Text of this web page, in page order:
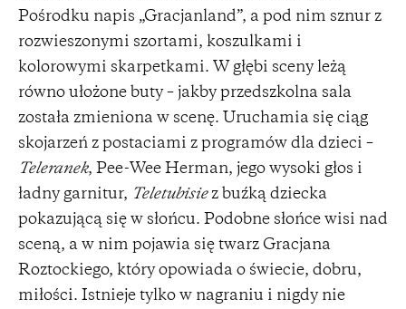
Pośrodku napis „Gracjanland”, a pod nim sznur z
rozwieszonymi szortami, koszulkami i
kolorowymi skarpetkami. W głębi sceny leżą
równo ułożone buty – jakby przedszkolna sala
została zmieniona w scenę. Uruchamia się ciąg
skojarzeń z postaciami z programów dla dzieci –
Teleranek, Pee-Wee Herman, jego wysoki głos i
ładny garnitur, Teletubisiez buźką dziecka
pokazującą się w słońcu. Podobne słońce wisi nad
sceną, a w nim pojawia się twarz Gracjana
Roztockiego, który opowiada o świecie, dobru,
miłości. Istnieje tylko w nagraniu i nigdy nie